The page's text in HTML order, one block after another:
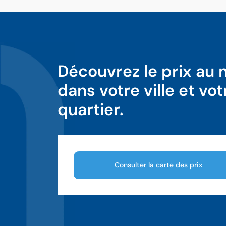
Découvrez le prix au
dans votre ville et
quartier.
Consulter la carte des prix